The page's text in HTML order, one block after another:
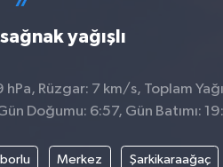
yağışlı
hPa, Rüzgar: 7 km/s, Toplam
Doğumu: 6:57, Gün Batımı:
Merkez Şarkikaraağaç